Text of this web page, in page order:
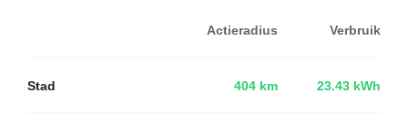
Actieradius Verbruik
Stad 404 km 23.43 kWh